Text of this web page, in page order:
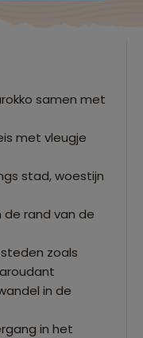
samen met
met vleugje
stad, woestijn
rand van de
zoals
in de
in het